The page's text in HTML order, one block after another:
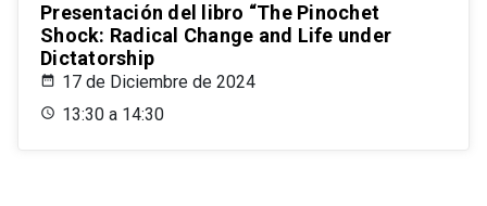
Presentación del libro “The Pinochet
Shock: Radical Change and Life under
Dictatorship
17 de Diciembre de 2024
13:30 a 14:30